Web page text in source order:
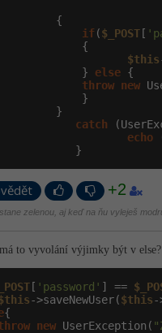
{
if ($_POST [
{
$this
}
else {
throw new
}
}
catch
echo
}
+2
zelenou, aj keď na ňu vyleješ
to vyvolání výjimky být v else?
[ 'password' ] ==
->saveNewUser($this-
{
new UserException(